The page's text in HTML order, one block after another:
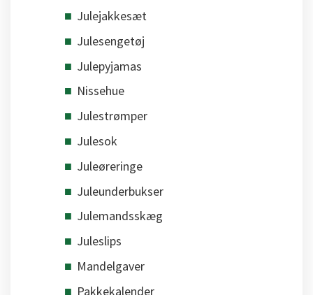
Julejakkesæt
Julesengetøj
Julepyjamas
Nissehue
Julestrømper
Julesok
Juleøreringe
Juleunderbukser
Julemandsskæg
Juleslips
Mandelgaver
Pakkekalender